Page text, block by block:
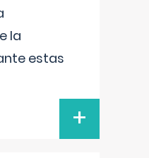
la
estas
+